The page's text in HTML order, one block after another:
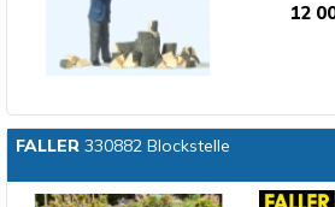
12
FALLER330882 Blockstelle